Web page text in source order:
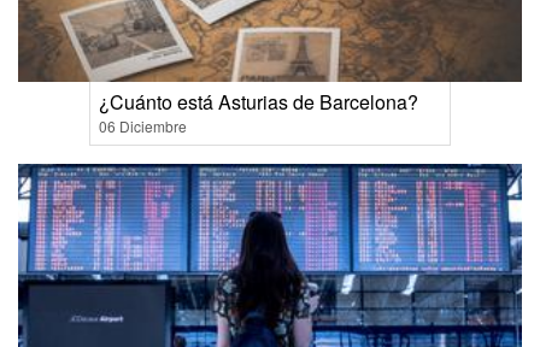
¿Cuánto está Asturias de Barcelona?
06 Diciembre